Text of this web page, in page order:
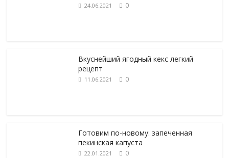
24.06.2021 0
Вкуснейший ягодный кекс легкий
рецепт
11.06.2021 0
Готовим по-новому: запеченная
пекинская капуста
22.01.2021 0